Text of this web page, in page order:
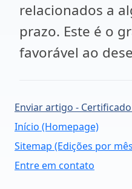
relacionados a
prazo. Este é o
favorável ao
Enviar artigo -
Início (Homepage)
Sitemap (Edições por
Entre em contato